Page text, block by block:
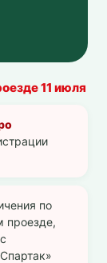
11 июля
по
проезде,